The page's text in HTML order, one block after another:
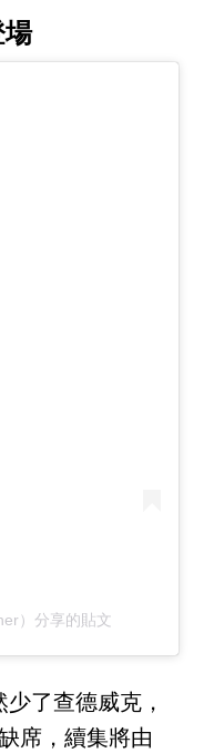
場
）分享的貼文
少了查德威克，
席，續集將由